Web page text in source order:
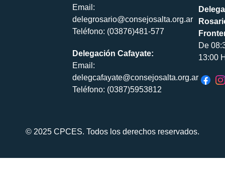
Email:
delegrosario@consejosalta.org.ar
Teléfono: (03876)481-577
Delegación Cafayate:
Email:
delegcafayate@consejosalta.org.ar
Teléfono: (0387)5953812
De
13:00
© 2025 CPCES. Todos los derechos reservados.